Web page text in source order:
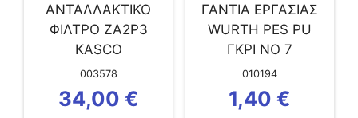
ΑΝΤΑΛΛΑΚΤΙΚΟ
ΦΙΛΤΡΟ ZA2P3
KASCO
003578
34,00 €
ΓΑΝΤΙΑ ΕΡΓΑΣΙΑΣ
WURTH PES PU
ΓΚΡΙ ΝO 7
010194
1,40 €